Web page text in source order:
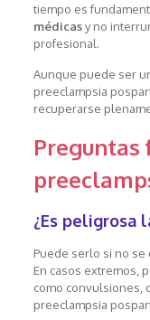
tiempo es
médicasy no
profesional.
Aunque puede ser
preeclampsia
recuperarse
Preguntas
¿Es peligrosa
Puede serlo si no se
En casos extremos,
como convulsiones,
preeclampsia